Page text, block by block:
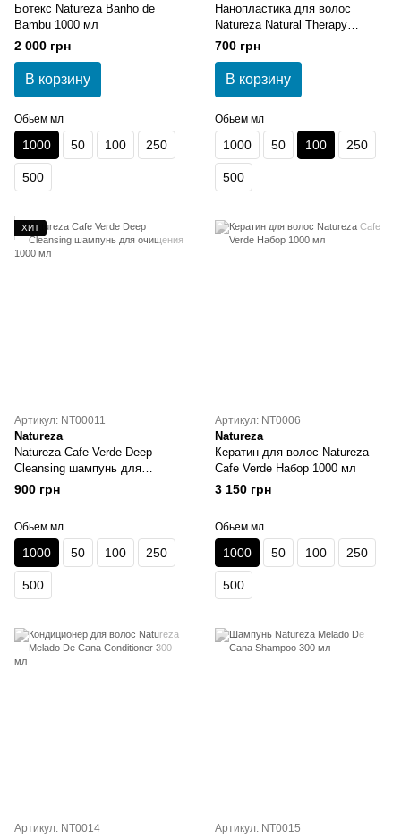
Ботекс Natureza Banho de
Bambu 1000 мл
2 000 грн
В корзину
Обьем мл
1000 50 100 250
500
Нанопластика для волос
Natureza Natural Therapy
Escova Biotina 100 мл
700 грн
В корзину
Обьем мл
1000 50 100 250
500
ХИТ
Артикул: NT00011
Natureza
Natureza Cafe Verde Deep
Cleansing шампунь для
очищения 1000 мл
900 грн
Обьем мл
1000 50 100 250
500
Артикул: NT0006
Natureza
Кератин для волос Natureza
Cafe Verde Набор 1000 мл
3 150 грн
Обьем мл
1000 50 100 250
500
Артикул: NT0014 Артикул: NT0015